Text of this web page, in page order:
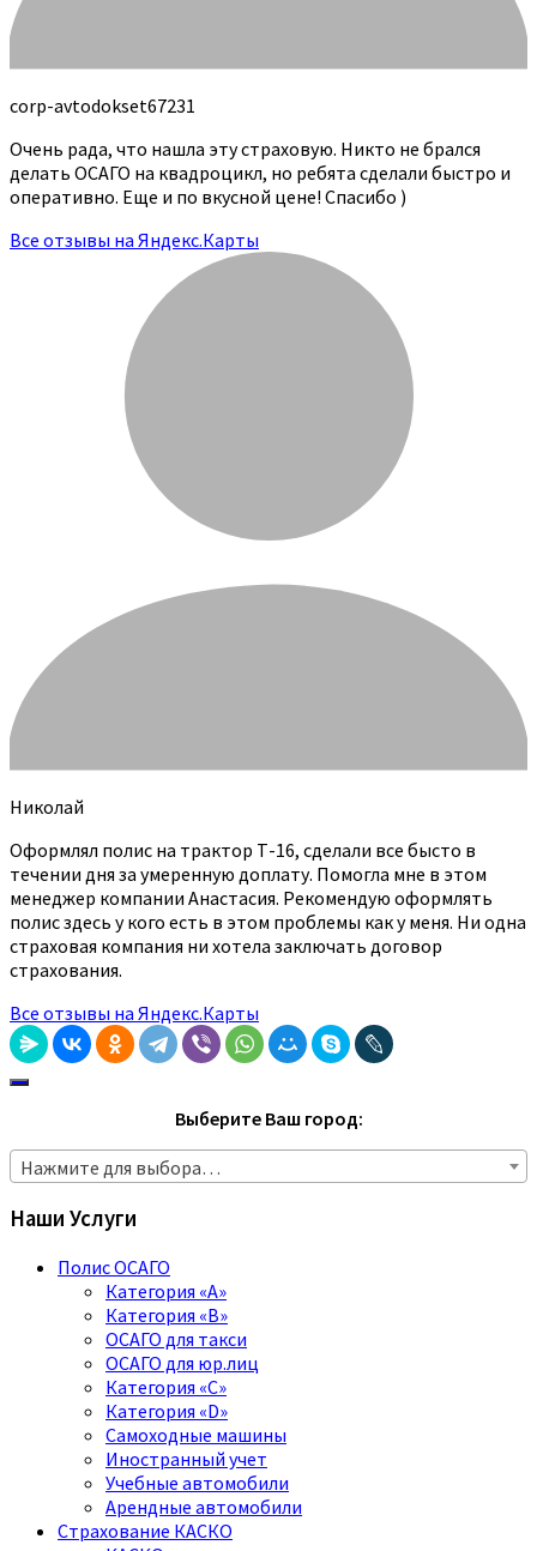
corp-avtodokset67231
Очень рада, что нашла эту страховую. Никто не брался
делать ОСАГО на квадроцикл, но ребята сделали быстро и
оперативно. Еще и по вкусной цене! Спасибо )
Все отзывы на Яндекс.Карты
Николай
Оформлял полис на трактор Т-16, сделали все бысто в
течении дня за умеренную доплату. Помогла мне в этом
менеджер компании Анастасия. Рекомендую оформлять
полис здесь у кого есть в этом проблемы как у меня. Ни одна
страховая компания ни хотела заключать договор
страхования.
Все отзывы на Яндекс.Карты
Выберите Ваш город:
Нажмите для выбора…
Наши Услуги
Полис ОСАГО
Категория «A»
Категория «B»
ОСАГО для такси
ОСАГО для юр.лиц
Категория «C»
Категория «D»
Самоходные машины
Иностранный учет
Учебные автомобили
Арендные автомобили
Страхование КАСКО